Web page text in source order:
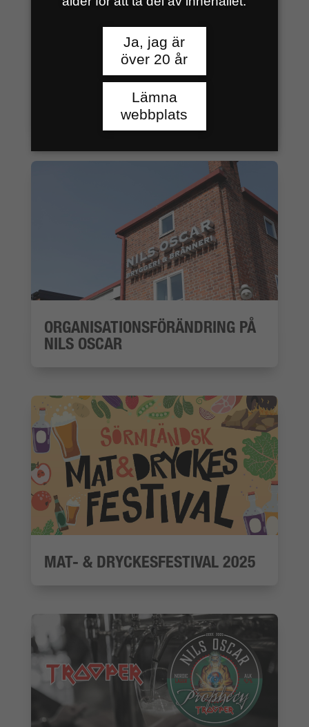
TOMAS PERÉRS NY VD FÖR NILS
ORGANISATIONSFÖRÄNDRING PÅ
NILS OSCAR
MAT- & DRYCKESFESTIVAL 2025
Ja, jag är
över 20 år
Lämna
webbplats